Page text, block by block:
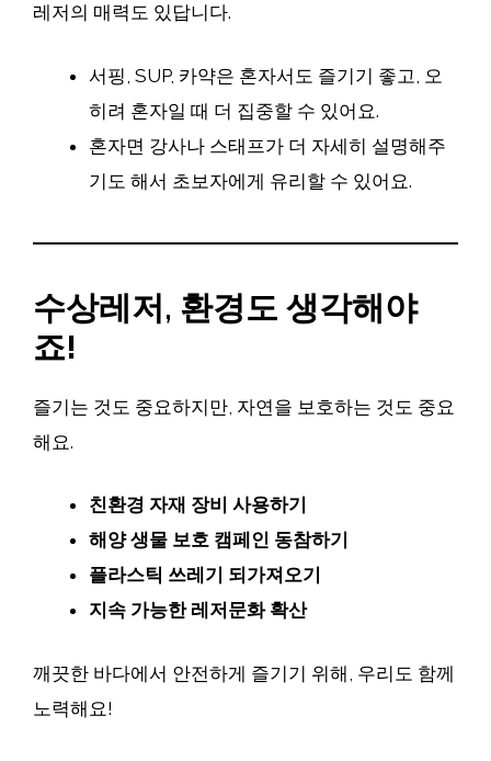
레저의 매력도 있답니다.
서핑, SUP, 카약은 혼자서도 즐기기 좋고, 오
히려 혼자일 때 더 집중할 수 있어요.
혼자면 강사나 스태프가 더 자세히 설명해주
기도 해서 초보자에게 유리할 수 있어요.
수상레저, 환경도 생각해야
죠!
즐기는 것도 중요하지만, 자연을 보호하는 것도 중요
해요.
친환경 자재 장비 사용하기
해양 생물 보호 캠페인 동참하기
플라스틱 쓰레기 되가져오기
지속 가능한 레저문화 확산
깨끗한 바다에서 안전하게 즐기기 위해, 우리도 함께
노력해요!